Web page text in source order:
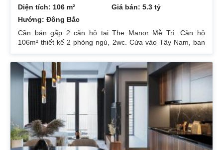
Diện tích: 106 m²
Giá bán: 5.3 tỷ
Hướng: Đông Bắc
Cần bán gấp 2 căn hộ tại The Manor Mễ Trì. Căn hộ
106m² thiết kế 2 phòng ngủ, 2wc. Cửa vào Tây Nam, ban
189m² thiết kế 3 phòng ngủ, 2wc, 2 gác xép. Nhà đang ở.
Giá bán 7,4 tỷ. Cả 2 căn chủ nhà đều để lại toàn bộ nội
thất. Xem nhà liên hệ: 0832133366